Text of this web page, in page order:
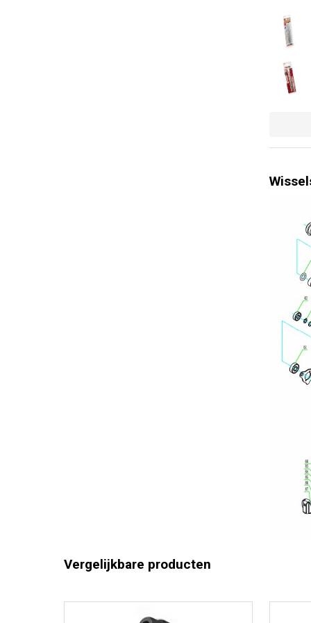
Gewicht
Gewicht
Soft start
Snelle
Toerental
Toerental
Max.
Min.
Vergelijkbare producten